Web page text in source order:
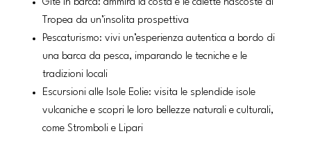
Gite in barca: ammira la costa e le calette nascoste di
Tropea da un’insolita prospettiva
Pescaturismo: vivi un’esperienza autentica a bordo di
una barca da pesca, imparando le tecniche e le
tradizioni locali
Escursioni alle Isole Eolie: visita le splendide isole
vulcaniche e scopri le loro bellezze naturali e culturali,
come Stromboli e Lipari